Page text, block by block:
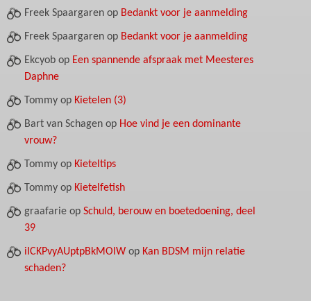
Freek Spaargaren op Bedankt voor je aanmelding
Freek Spaargaren op Bedankt voor je aanmelding
Ekcyob op Een spannende afspraak met Meesteres
Daphne
Tommy op Kietelen (3)
Bart van Schagen op Hoe vind je een dominante
vrouw?
Tommy op Kieteltips
Tommy op Kietelfetish
graafarie op Schuld, berouw en boetedoening, deel
39
iICKPvyAUptpBkMOlW op Kan BDSM mijn relatie
schaden?